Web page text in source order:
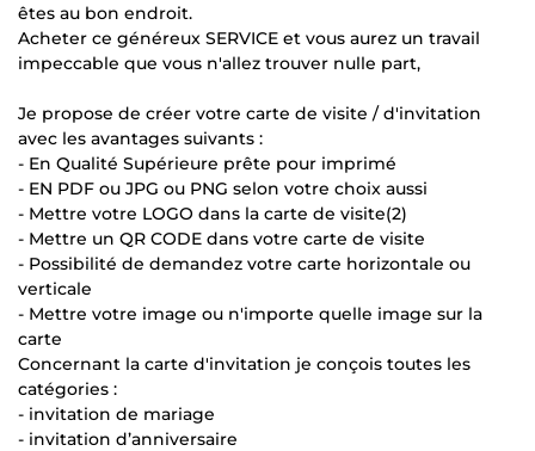
êtes au bon endroit.
Acheter ce généreux SERVICE et vous aurez un travail
impeccable que vous n'allez trouver nulle part,
Je propose de créer votre carte de visite / d'invitation
avec les avantages suivants :
- En Qualité Supérieure prête pour imprimé
- EN PDF ou JPG ou PNG selon votre choix aussi
- Mettre votre LOGO dans la carte de visite(2)
- Mettre un QR CODE dans votre carte de visite
- Possibilité de demandez votre carte horizontale ou
verticale
- Mettre votre image ou n'importe quelle image sur la
carte
Concernant la carte d'invitation je conçois toutes les
catégories :
- invitation de mariage
- invitation d’anniversaire